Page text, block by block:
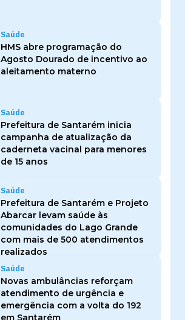
Saúde
HMS abre programação do
Agosto Dourado de incentivo ao
aleitamento materno
Saúde
Prefeitura de Santarém inicia
campanha de atualização da
caderneta vacinal para menores
de 15 anos
Saúde
Prefeitura de Santarém e Projeto
Abarcar levam saúde às
comunidades do Lago Grande
com mais de 500 atendimentos
realizados
Saúde
Novas ambulâncias reforçam
atendimento de urgência e
emergência com a volta do 192
em Santarém